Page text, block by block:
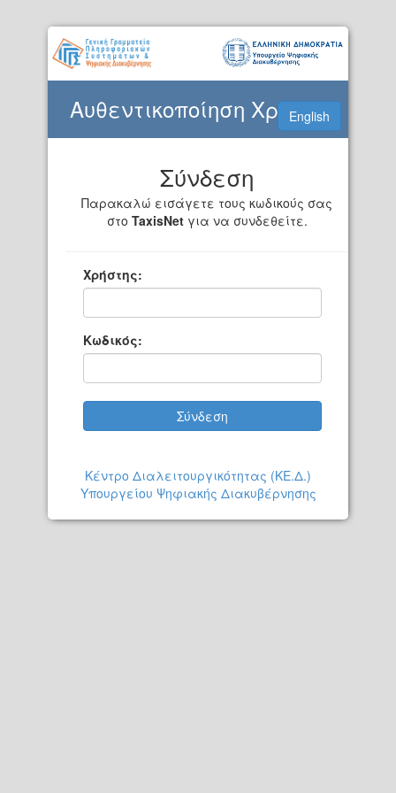
Αυθεντικοποίηση Χρήστη
English
Σύνδεση
Παρακαλώ εισάγετε τους κωδικούς σας
στο TaxisNetγια να συνδεθείτε.
Χρήστης:
Κωδικός:
Σύνδεση
Κέντρο Διαλειτουργικότητας (ΚΕ.Δ.)
Υπουργείου Ψηφιακής Διακυβέρνησης